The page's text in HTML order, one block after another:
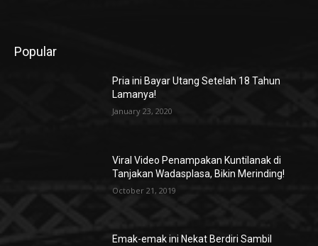
Popular
Pria ini Bayar Utang Setelah 18 Tahun
Lamanya!
January 23, 2020
Viral Video Penampakan Kuntilanak di
Tanjakan Wadasplasa, Bikin Merinding!
October 21, 2019
Emak-emak ini Nekat Berdiri Sambil